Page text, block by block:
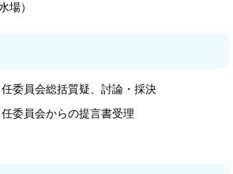
場）
委員会総括質疑、討論・採決
委員会からの提言書受理